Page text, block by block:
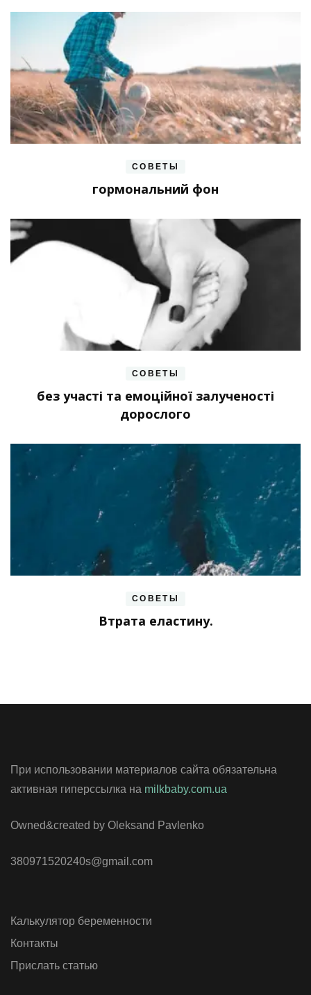
СОВЕТЫ
гормональний фон
СОВЕТЫ
без участі та емоційної залученості
дорослого
СОВЕТЫ
Втрата еластину.
При использовании материалов сайта обязательна
активная гиперссылка на milkbaby.com.ua
Owned&created by Oleksand Pavlenko
380971520240s@gmail.com
Калькулятор беременности
Контакты
Прислать статью